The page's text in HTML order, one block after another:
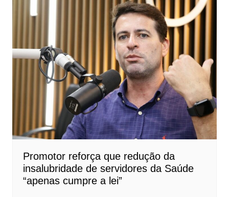
Promotor reforça que redução da
insalubridade de servidores da Saúde
“apenas cumpre a lei”